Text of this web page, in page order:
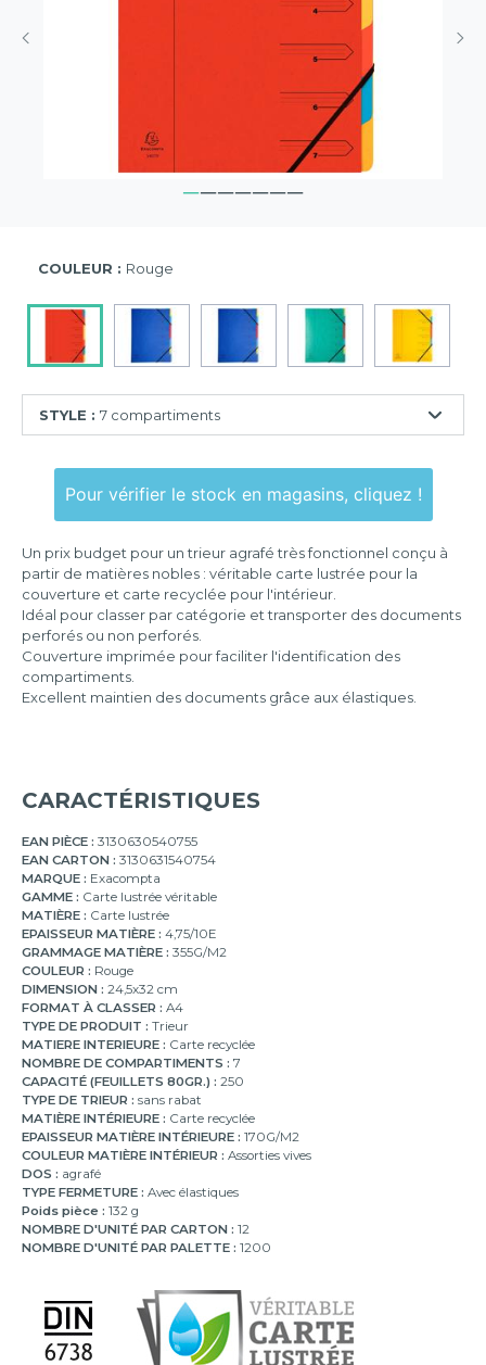
COULEUR : Rouge
STYLE : 7 compartiments
compartiments
24
compartiments
Pour vérifier le stock en magasins, cliquez !
Un prix budget pour un trieur agrafé très fonctionnel conçu à
partir de matières nobles : véritable carte lustrée pour la
couverture et carte recyclée pour l'intérieur.
Idéal pour classer par catégorie et transporter des documents
perforés ou non perforés.
Couverture imprimée pour faciliter l'identification des
compartiments.
Excellent maintien des documents grâce aux élastiques.
CARACTÉRISTIQUES
EAN PIÈCE : 3130630540755
EAN CARTON : 3130631540754
MARQUE : Exacompta
GAMME : Carte lustrée véritable
MATIÈRE : Carte lustrée
EPAISSEUR MATIÈRE : 4,75/10E
GRAMMAGE MATIÈRE : 355G/M2
COULEUR : Rouge
DIMENSION : 24,5x32 cm
FORMAT À CLASSER : A4
TYPE DE PRODUIT : Trieur
MATIERE INTERIEURE : Carte recyclée
NOMBRE DE COMPARTIMENTS : 7
CAPACITÉ (FEUILLETS 80GR.) : 250
TYPE DE TRIEUR : sans rabat
MATIÈRE INTÉRIEURE : Carte recyclée
EPAISSEUR MATIÈRE INTÉRIEURE : 170G/M2
COULEUR MATIÈRE INTÉRIEUR : Assorties vives
DOS : agrafé
TYPE FERMETURE : Avec élastiques
Poids pièce : 132 g
NOMBRE D'UNITÉ PAR CARTON : 12
NOMBRE D'UNITÉ PAR PALETTE : 1200